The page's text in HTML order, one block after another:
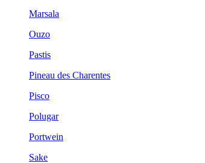
Marsala
Ouzo
Pastis
Pineau des Charentes
Pisco
Polugar
Portwein
Sake